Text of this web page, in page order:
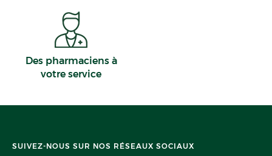
Des pharmaciens à
votre service
SUIVEZ-NOUS SUR NOS RÉSEAUX SOCIAUX